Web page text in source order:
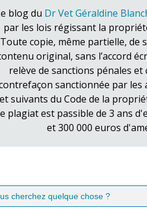
blog du Dr Vet Géraldine
par les lois régissant la
Toute copie, même partielle, de
original, sans l’accord
relève de sanctions pénales
sanctionnée par les
et suivants du Code de la
plagiat est passible de 3 ans
et 300 000 euros